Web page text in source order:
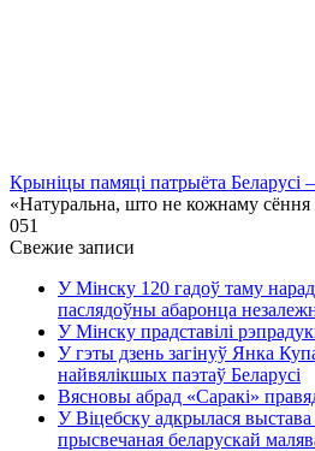
Крыніцы памяці патрыёта
«Натуральна, што не кожнаму сёння
051
Свежие записи
У Мінску 120 гадоў таму
паслядоўны абаронца
У Мінску прадставілі
У гэты дзень загінуў Янка
найвялікшых паэтаў Беларусі
Вясновы абрад «Саракі»
У Віцебску адкрылася
прысвечаная беларускай